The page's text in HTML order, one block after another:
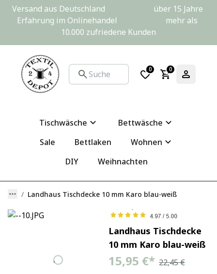
Versand aus Deutschland                         über 15 Jahre
Erfahrung im Onlinehandel                         mehr als
10.000 zufriedene Kunden
0 0
Tischwäsche
Bettwäsche
Sale
Bettlaken
Wohnen
DIY
Weihnachten
Landhaus Tischdecke 10 mm Karo blau-weiß
Landhaus Tischdecke
10 mm Karo blau-weiß
15,95 €* 22,45 €